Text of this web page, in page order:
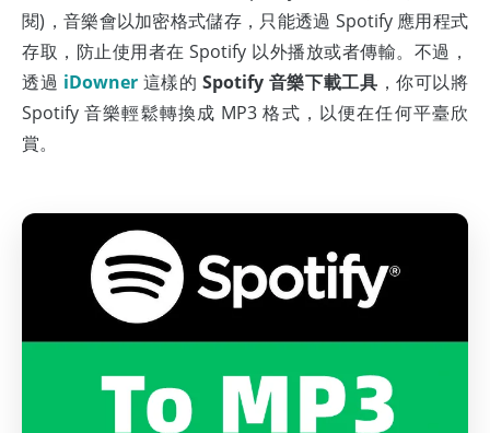
閱)，音樂會以加密格式儲存，只能透過 Spotify 應用程式
存取，防止使用者在 Spotify 以外播放或者傳輸。不過，
透過 iDowner這樣的Spotify 音樂下載工具 ，你可以將
Spotify 音樂輕鬆轉換成 MP3 格式，以便在任何平臺欣
賞。